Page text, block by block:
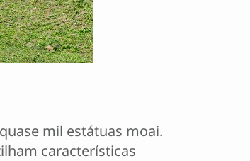
mil estátuas moai.
características